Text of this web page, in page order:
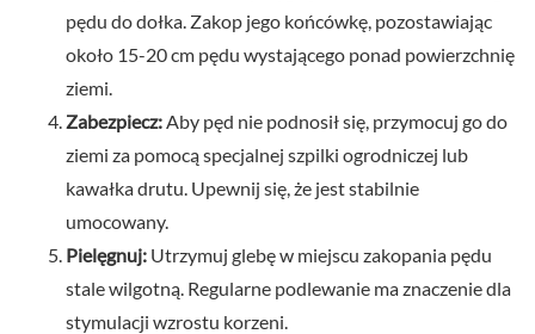
pędu do dołka. Zakop jego końcówkę, pozostawiając
około 15-20 cm pędu wystającego ponad powierzchnię
ziemi.
Zabezpiecz:Aby pęd nie podnosił się, przymocuj go do
ziemi za pomocą specjalnej szpilki ogrodniczej lub
kawałka drutu. Upewnij się, że jest stabilnie
umocowany.
Pielęgnuj: Utrzymuj glebę w miejscu zakopania pędu
stale wilgotną. Regularne podlewanie ma znaczenie dla
stymulacji wzrostu korzeni.